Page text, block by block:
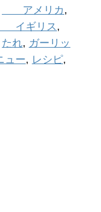
アメリカ,
イギリス ,
たれ, ガーリッ
ュー, レシピ,